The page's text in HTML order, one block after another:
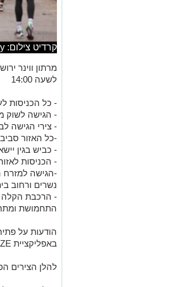
קרדיט צילום: sportphotography
לשעה 14:00
- כל הכניסות
- הגישה לשוק
- צירי הגישה
-כל האזור
- כביש בגין
- הכניסות
-הגישה למזרח
נשרים ורחוב
- הרכבת הקלה
התחמושת
הודעות על
באפליקציית WAZE
להלן הצירים